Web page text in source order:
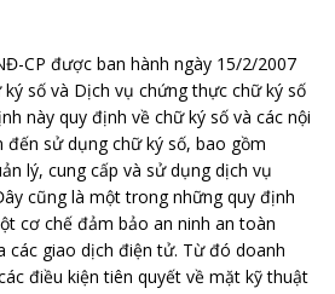
CP được ban hành ngày 15/2/2007
số và Dịch vụ chứng thực chữ ký số
này quy định về chữ ký số và các nội
đến sử dụng chữ ký số, bao gồm
lý, cung cấp và sử dụng dịch vụ
cũng là một trong những quy định
cơ chế đảm bảo an ninh an toàn
các giao dịch điện tử. Từ đó doanh
điều kiện tiên quyết về mặt kỹ thuật